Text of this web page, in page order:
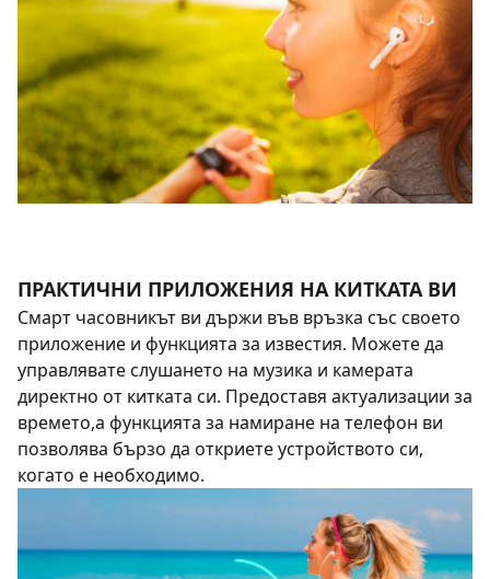
ПРАКТИЧНИ ПРИЛОЖЕНИЯ НА КИТКАТА ВИ
Смарт часовникът ви държи във връзка със своето
приложение и функцията за известия. Можете да
управлявате слушането на музика и камерата
директно от китката си. Предоставя актуализации за
времето,а функцията за намиране на телефон ви
позволява бързо да откриете устройството си,
когато е необходимо.